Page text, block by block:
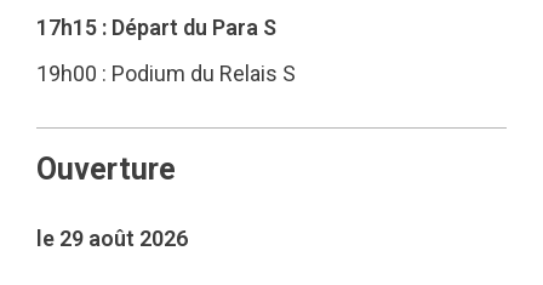
17h15 : Départ du Para S
19h00 : Podium du Relais S
Ouverture
le 29 août 2026